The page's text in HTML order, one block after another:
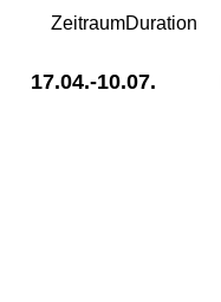
ZeitraumDuration
17.04.-10.07.